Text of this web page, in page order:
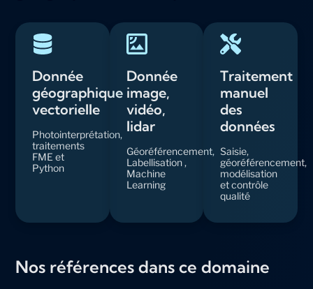
Donnée
géographique
vectorielle
Photointerprétation,
traitements
FME et
Python
Donnée
image,
vidéo,
lidar
Géoréférencement,
Labellisation ,
Machine
Learning
Traitement
manuel
des
données
Saisie,
géoréférencement,
modélisation
et contrôle
qualité
Nos références dans ce domaine